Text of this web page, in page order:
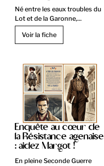
Né entre les eaux troubles du
Lot et de la Garonne,...
Voir la fiche
Enquête au cœur de
la Résistance agenaise
: aidez Margot !
En pleine Seconde Guerre